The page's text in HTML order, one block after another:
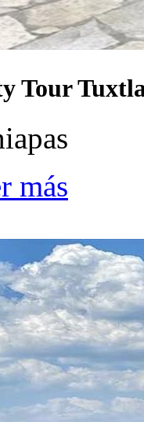
Tour
más